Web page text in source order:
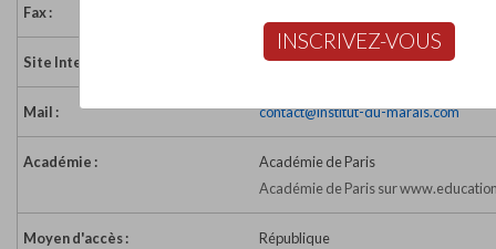
Fax :
Site Internet : http://www.institut-du-marais.com
Mail : contact@institut-du-marais.com
Académie :
Académie de Paris
Académie de Paris sur
Moyen d'accès : République
INSCRIVEZ-VOUS